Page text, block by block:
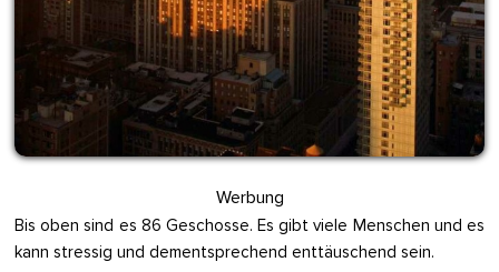
Werbung
Bis oben sind es 86 Geschosse. Es gibt viele Menschen und es
kann stressig und dementsprechend enttäuschend sein.